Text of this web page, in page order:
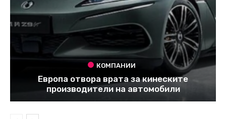
КОМПАНИИ
Европа отвора врата за кинеските
производители на автомобили